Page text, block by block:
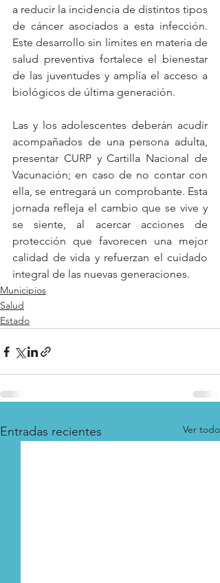
a reducir la incidencia de distintos tipos
de cáncer asociados a esta infección.
Este desarrollo sin límites en materia de
salud preventiva fortalece el bienestar
de las juventudes y amplía el acceso a
biológicos de última generación.
Las y los adolescentes deberán acudir
acompañados de una persona adulta,
presentar CURP y Cartilla Nacional de
Vacunación; en caso de no contar con
ella, se entregará un comprobante. Esta
jornada refleja el cambio que se vive y
se siente, al acercar acciones de
protección que favorecen una mejor
calidad de vida y refuerzan el cuidado
integral de las nuevas generaciones.
Municipios
Salud
Estado
Entradas recientes Ver todo